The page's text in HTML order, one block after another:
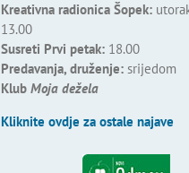
Kreativna radionica Šopek:
13.00
Susreti Prvi petak:18.00
Predavanja, druženje:srijedom
Klub Moja dežela
Kliknite ovdje za ostale najave